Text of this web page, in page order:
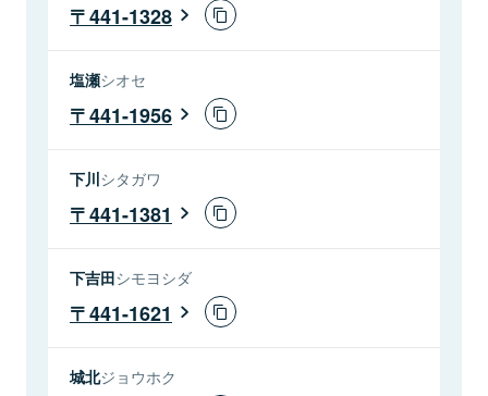
441-1328
塩瀬シオセ
441-1956
下川シタガワ
441-1381
下吉田シモヨシダ
441-1621
城北ジョウホク